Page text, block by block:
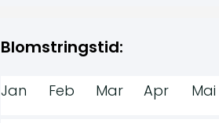
Blomstringstid:
Jan Feb Mar Apr Mai